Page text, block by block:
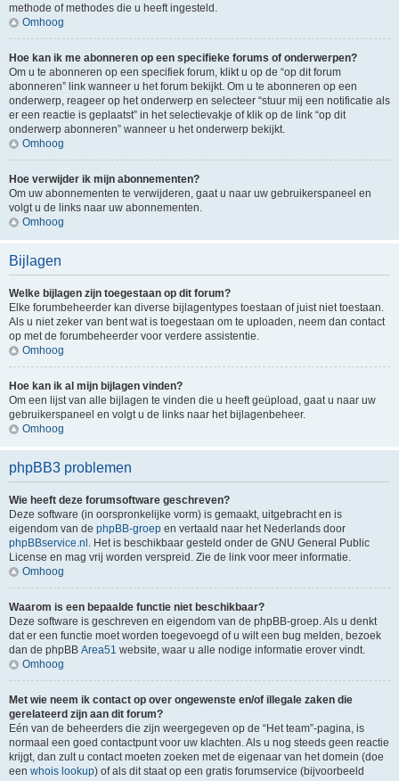
methode of methodes die u heeft ingesteld.
Omhoog
Hoe kan ik me abonneren op een specifieke forums of onderwerpen?
Om u te abonneren op een specifiek forum, klikt u op de “op dit forum
abonneren” link wanneer u het forum bekijkt. Om u te abonneren op een
onderwerp, reageer op het onderwerp en selecteer “stuur mij een notificatie als
er een reactie is geplaatst” in het selectievakje of klik op de link “op dit
onderwerp abonneren” wanneer u het onderwerp bekijkt.
Omhoog
Hoe verwijder ik mijn abonnementen?
Om uw abonnementen te verwijderen, gaat u naar uw gebruikerspaneel en
volgt u de links naar uw abonnementen.
Omhoog
Bijlagen
Welke bijlagen zijn toegestaan op dit forum?
Elke forumbeheerder kan diverse bijlagentypes toestaan of juist niet toestaan.
Als u niet zeker van bent wat is toegestaan om te uploaden, neem dan contact
op met de forumbeheerder voor verdere assistentie.
Omhoog
Hoe kan ik al mijn bijlagen vinden?
Om een lijst van alle bijlagen te vinden die u heeft geüpload, gaat u naar uw
gebruikerspaneel en volgt u de links naar het bijlagenbeheer.
Omhoog
phpBB3 problemen
Wie heeft deze forumsoftware geschreven?
Deze software (in oorspronkelijke vorm) is gemaakt, uitgebracht en is
eigendom van de phpBB-groep en vertaald naar het Nederlands door
phpBBservice.nl . Het is beschikbaar gesteld onder de GNU General Public
License en mag vrij worden verspreid. Zie de link voor meer informatie.
Omhoog
Waarom is een bepaalde functie niet beschikbaar?
Deze software is geschreven en eigendom van de phpBB-groep. Als u denkt
dat er een functie moet worden toegevoegd of u wilt een bug melden, bezoek
dan de phpBB Area51 website, waar u alle nodige informatie erover vindt.
Omhoog
Met wie neem ik contact op over ongewenste en/of illegale zaken die
gerelateerd zijn aan dit forum?
Eén van de beheerders die zijn weergegeven op de “Het team”-pagina, is
normaal een goed contactpunt voor uw klachten. Als u nog steeds geen reactie
krijgt, dan zult u contact moeten zoeken met de eigenaar van het domein (doe
een whois lookup) of als dit staat op een gratis forumservice (bijvoorbeeld